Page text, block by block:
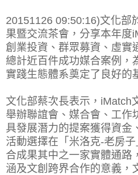
20151126 09:50:16)文化部
果暨交流茶會，分享本年度
創業投資、群眾募資、虛實
總計近百件成功媒合案例，
實踐生態體系奠定了良好的
文化部蔡次長表示，iMatch
舉辦聯誼會、媒合會、工作
具發展潛力的提案獲得資金
活動選擇在「米洛克-老房
合成果其中之一家實體通路
涵及文創跨界合作的意義，